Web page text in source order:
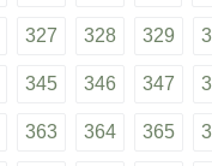
327 328 329
345 346 347
363 364 365